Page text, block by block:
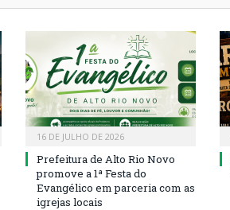
16 DE JULHO DE 2026
Prefeitura de Alto Rio Novo
promove a 1ª Festa do
Evangélico em parceria com as
igrejas locais